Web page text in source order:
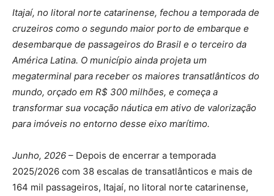
Itajaí, no litoral norte catarinense, fechou a temporada de
cruzeiros como o segundo maior porto de embarque e
desembarque de passageiros do Brasil e o terceiro da
América Latina. O município ainda projeta um
megaterminal para receber os maiores transatlânticos do
mundo, orçado em R$ 300 milhões, e começa a
transformar sua vocação náutica em ativo de valorização
para imóveis no entorno desse eixo marítimo.
Junho, 2026 – Depois de encerrar a temporada
2025/2026 com 38 escalas de transatlânticos e mais de
164 mil passageiros, Itajaí, no litoral norte catarinense,